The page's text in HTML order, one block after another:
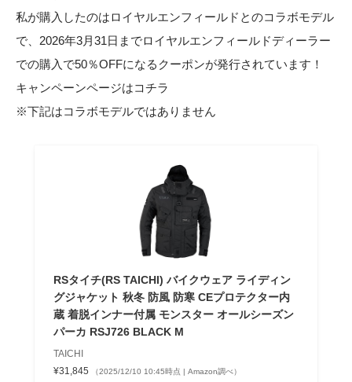
私が購入したのはロイヤルエンフィールドとのコラボモデル
で、2026年3月31日までロイヤルエンフィールドディーラー
での購入で50％OFFになるクーポンが発行されています！
キャンペーンページはコチラ
※下記はコラボモデルではありません
RSタイチ(RS TAICHI) バイクウェア ライディン
グジャケット 秋冬 防風 防寒 CEプロテクター内
蔵 着脱インナー付属 モンスター オールシーズン
パーカ RSJ726 BLACK M
TAICHI
¥31,845
（2025/12/10 10:45時点 | Amazon調べ）